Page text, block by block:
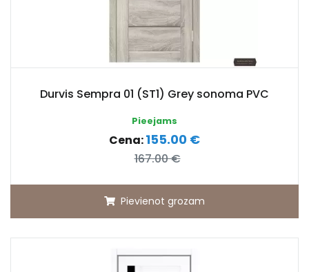
Durvis Sempra 01 (ST1) Grey sonoma PVC
Pieejams
Cena:155.00 €
167.00 €
Pievienot grozam